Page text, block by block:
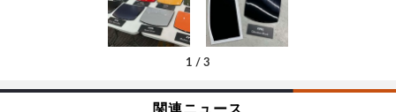
1 / 3
関連ニュース